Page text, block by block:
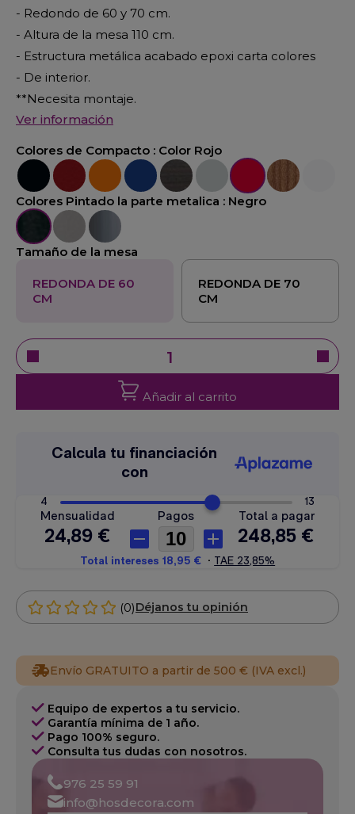
- Redondo de 60 y 70 cm.
- Altura de la mesa 110 cm.
- Estructura metálica acabado epoxi carta colores
- De interior.
**Necesita montaje.
Ver información
Colores de Compacto : Color Rojo
Color NegroColor Burdeos
Color Naranja
Color AzulColor Wengué
Color GrisColor RojoColor Pino
Colores Pintado la parte metalica : Negro
NegroGris Exposi-Cromo
Tamaño de la mesa
REDONDA DE 60
CM
REDONDA DE 70
CM
Añadir al carrito
(0)Déjanos tu opinión
Envío GRATUITO a partir de 500 € (IVA excl.)
Equipo de expertos a tu servicio.
Garantía mínima de 1 año.
Pago 100% seguro.
Consulta tus dudas con nosotros.
976 25 59 91
info@hosdecora.com